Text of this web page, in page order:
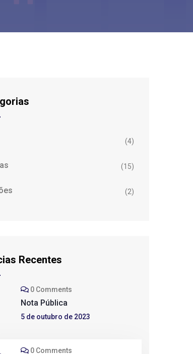
(4)
(15)
(2)
Recentes
0 Comments
Nota Pública
5 de outubro de 2023
0 Comments